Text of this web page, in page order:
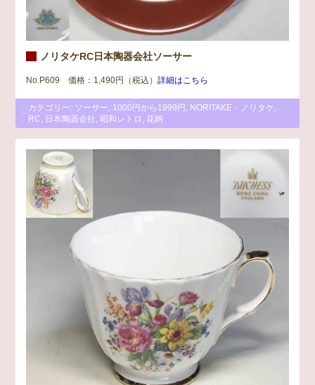
ノリタケRC日本陶器会社ソーサー
No.P609 価格：1,490円（税込）詳細はこちら
カテゴリー: ソーサー 1000円から1999円 NORITAKE・ノリタケ
RC
日本陶器会社 昭和レトロ ,花柄